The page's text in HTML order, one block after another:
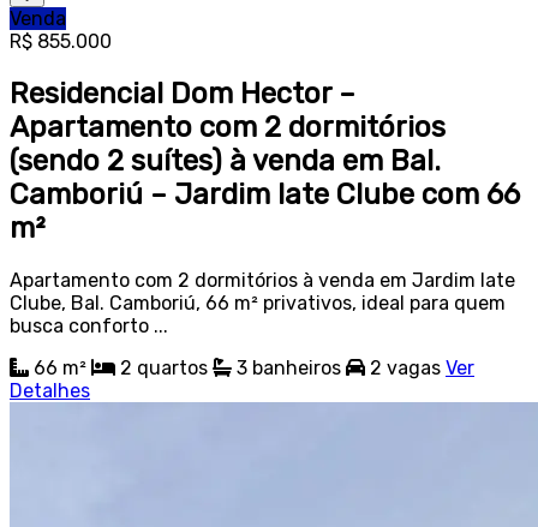
Venda
R$ 855.000
Residencial Dom Hector –
Apartamento com 2 dormitórios
(sendo 2 suítes) à venda em Bal.
Camboriú – Jardim Iate Clube com 66
m²
Apartamento com 2 dormitórios à venda em Jardim Iate
Clube, Bal. Camboriú, 66 m² privativos, ideal para quem
busca conforto ...
66 m²
2 quartos 3 banheiros 2 vagas Ver
Detalhes